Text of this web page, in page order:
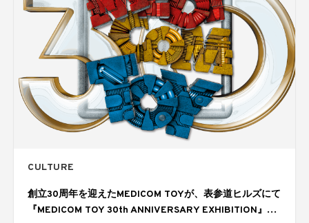
CULTURE
創立30周年を迎えたMEDICOM TOYが、表参道ヒルズにて
『MEDICOM TOY 30th ANNIVERSARY EXHIBITION』を